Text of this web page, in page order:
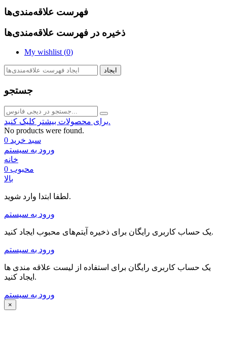
فهرست علاقه‌مندی‌ها
ذخیره در فهرست علاقه‌مندی‌ها
My wishlist (0)
ایجاد
جستجو
برای محصولات بیشتر کلیک کنید.
No products were found.
سبد خرید 0
ورود به سیستم
خانه
محبوب 0
بالا
لطفا ابتدا وارد شوید.
ورود به سیستم
یک حساب کاربری رایگان برای ذخیره آیتم‌های محبوب ایجاد کنید.
ورود به سیستم
یک حساب کاربری رایگان برای استفاده از لیست علاقه مندی ها
ایجاد کنید.
ورود به سیستم
×